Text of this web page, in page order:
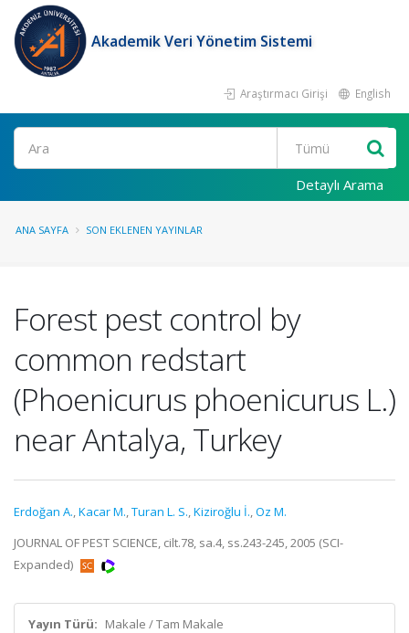
Akademik Veri Yönetim Sistemi
Araştırmacı Girişi English
Ara
Detaylı Arama
ANA SAYFA SON EKLENEN YAYINLAR
Forest pest control by
common redstart
(Phoenicurus phoenicurus L.)
near Antalya, Turkey
Erdoğan A.,Kacar M.,Turan L. S.,Kiziroğlu İ.,Oz M.
JOURNAL OF PEST SCIENCE, cilt.78, sa.4, ss.243-245, 2005 (SCI-
Expanded)
Yayın Türü: Makale / Tam Makale